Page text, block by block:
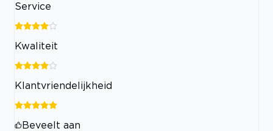
Service
Kwaliteit
Klantvriendelijkheid
Beveelt aan